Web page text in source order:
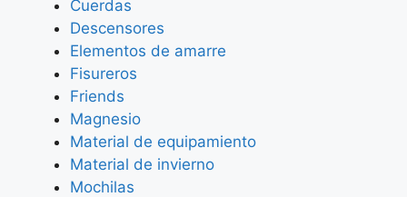
Cuerdas
Descensores
Elementos de amarre
Fisureros
Friends
Magnesio
Material de equipamiento
Material de invierno
Mochilas